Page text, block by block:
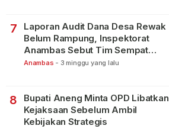
7
Laporan Audit Dana Desa Rewak
Belum Rampung, Inspektorat
Anambas Sebut Tim Sempat
Terbagi Tangani Kasus Lain
Anambas - 3 minggu yang lalu
8
Bupati Aneng Minta OPD Libatkan
Kejaksaan Sebelum Ambil
Kebijakan Strategis